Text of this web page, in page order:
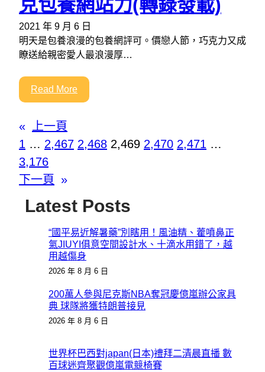
克包養網站力(轉錄發載)
2021 年 9 月 6 日
明天是包養浪漫的包養網評可。價戀人節，巧克力又成
瞭送給親密愛人最浪漫厚…
Read More
«
上一頁
1 … 2,467 2,468 2,469 2,470 2,471 …
3,176
下一頁
»
Latest Posts
“國平易近解暑藥”別瞎用！風油精、藿噴鼻正
氣JIUYI俱意空間設計水、十滴水用錯了，越
用越傷身
2026 年 8 月 6 日
200萬人參與尼克斯NBA奪冠慶億嵐辦公家具
典 球隊將獲特朗普接見
2026 年 8 月 6 日
世界杯巴西對japan(日本)禮拜二清晨直播 數
百球迷齊聚觀億嵐電競椅賽